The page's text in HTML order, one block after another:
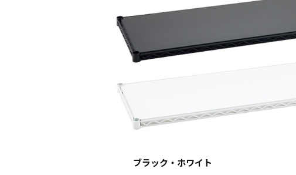
ブラック・ホワイト